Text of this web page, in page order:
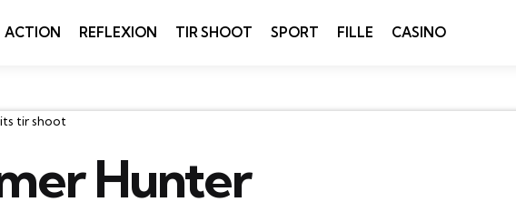
ACTION REFLEXION TIR SHOOT SPORT FILLE CASINO
tir shoot
Hunter